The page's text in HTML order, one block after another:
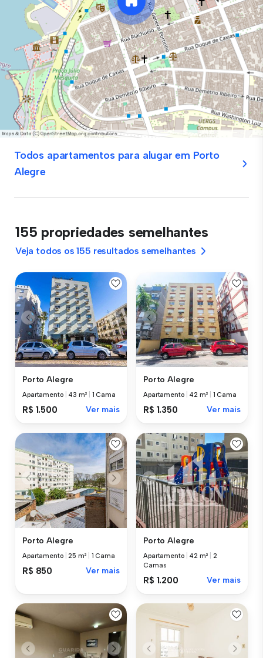
Todos apartamentos para alugar em Porto
Alegre
155 propriedades semelhantes
Veja todos os 155 resultados semelhantes
Porto Alegre
Apartamento 43 m² 1 Cama
R$ 1.500 Ver mais
Porto Alegre
Apartamento 42 m² 1 Cama
R$ 1.350 Ver mais
Porto Alegre
Apartamento |25 m² 1 Cama
R$ 850 Ver mais
Porto Alegre
Apartamento 42 m²
2
Camas
R$ 1.200 Ver mais